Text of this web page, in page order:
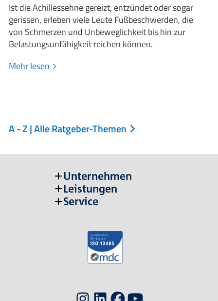
Ist die Achillessehne gereizt, entzündet oder sogar
gerissen, erleben viele Leute Fußbeschwerden, die
von Schmerzen und Unbeweglichkeit bis hin zur
Belastungsunfähigkeit reichen können.
Mehr lesen
A - Z | Alle Ratgeber-Themen
Unternehmen
Leistungen
Service